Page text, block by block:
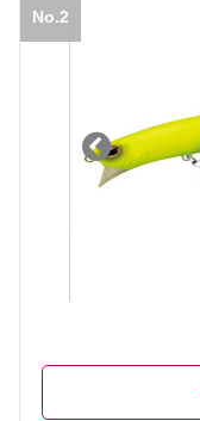
No.2